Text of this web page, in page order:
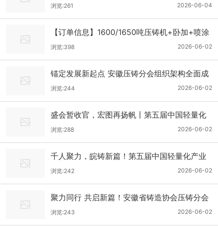
机加订单业务
2026-06-04
浏览:261
【订单信息】1600/1650吨压铸机+卧加+喷涂
线 寻优质供应商
2026-06-02
浏览:398
锚定发展新起点 安徽压铸分会组织架构全面成
型
2026-06-02
浏览:244
盛会暂收官，宏图再扬帆丨第五届中国轻量化
产业大会暨安徽省铸造协会压铸分会第一届代
表大会圆满落幕
2026-06-02
浏览:288
千人聚力，皖铸新篇！第五届中国轻量化产业
大会系列活动合肥盛大启幕
2026-06-02
浏览:242
聚力同行 共启新篇！安徽省铸造协会压铸分会
第一届代表大会圆满召开
2026-06-02
浏览:243